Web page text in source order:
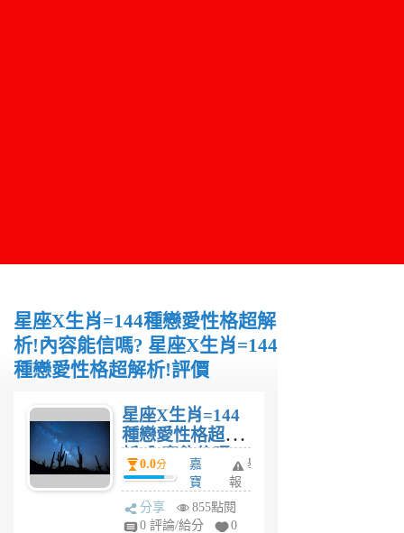
星座X生肖=144種戀愛性格超解
析!內容能信嗎? 星座X生肖=144
種戀愛性格超解析!評價
星座X生肖=144
種戀愛性格超解
析!內容能信嗎?
星座X生肖=144
種戀愛性格超解
析!評價
0.0分
嘉
寶
6
年
舉
報
分享
855點閱
0 評論/給分
0